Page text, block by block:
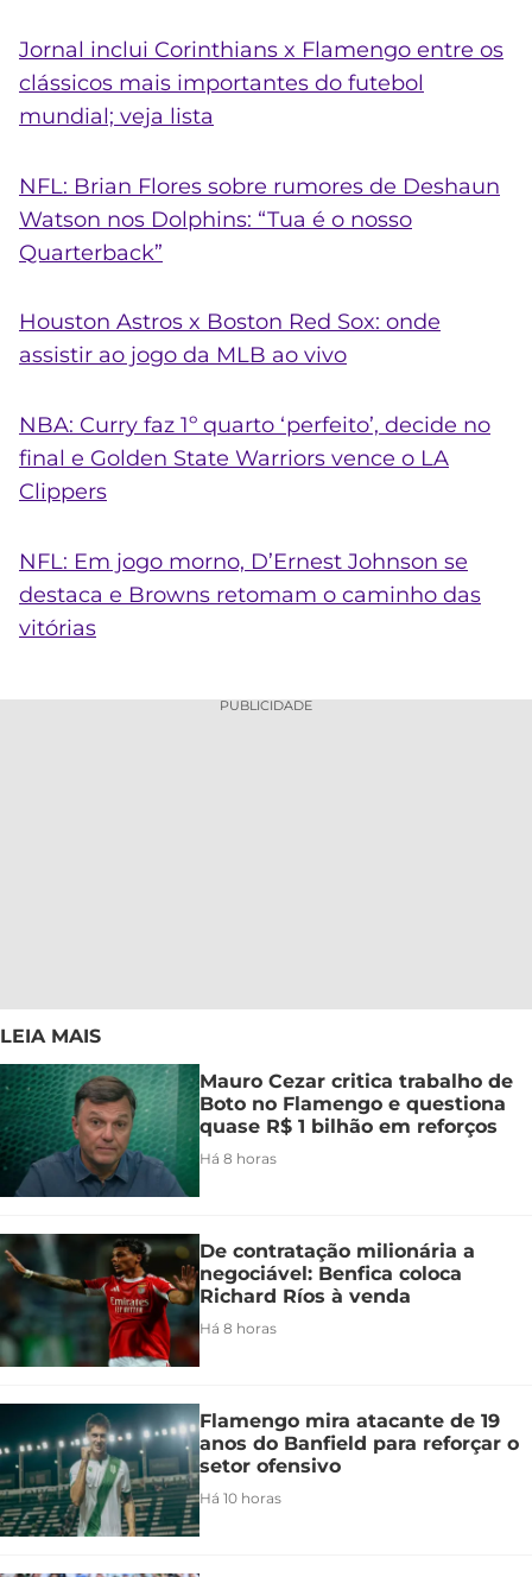
Jornal inclui Corinthians x Flamengo entre os
clássicos mais importantes do futebol
mundial; veja lista
NFL: Brian Flores sobre rumores de Deshaun
Watson nos Dolphins: “Tua é o nosso
Quarterback”
Houston Astros x Boston Red Sox: onde
assistir ao jogo da MLB ao vivo
NBA: Curry faz 1º quarto ‘perfeito’, decide no
final e Golden State Warriors vence o LA
Clippers
NFL: Em jogo morno, D’Ernest Johnson se
destaca e Browns retomam o caminho das
vitórias
PUBLICIDADE
LEIA MAIS
Mauro Cezar critica trabalho de
Boto no Flamengo e questiona
quase R$ 1 bilhão em reforços
Há 8 horas
De contratação milionária a
negociável: Benfica coloca
Richard Ríos à venda
Há 8 horas
Flamengo mira atacante de 19
anos do Banfield para reforçar o
setor ofensivo
Há 10 horas